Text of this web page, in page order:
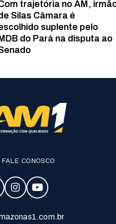
trajetória no AM,
Silas Câmara é
suplente pelo
do Pará na disputa ao
FALE CONOSCO